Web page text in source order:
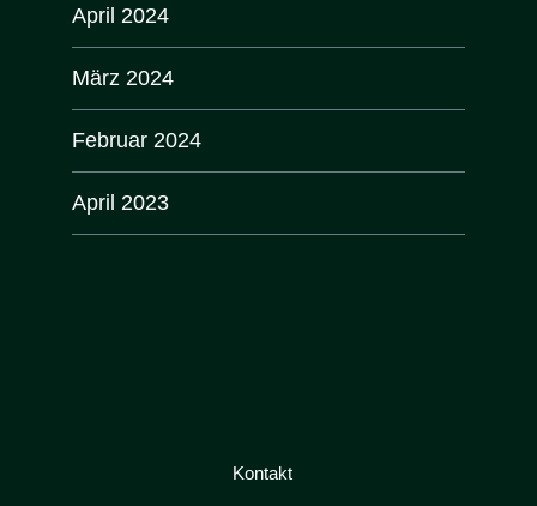
April 2024
März 2024
Februar 2024
April 2023
Kontakt